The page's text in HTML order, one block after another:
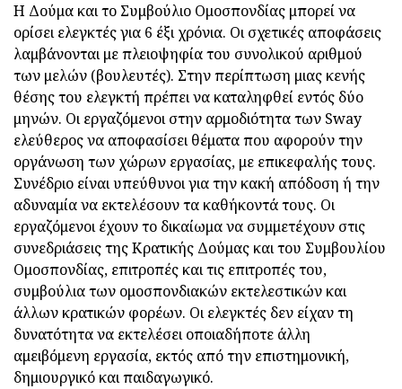
Η Δούμα και το Συμβούλιο Ομοσπονδίας μπορεί να
ορίσει ελεγκτές για 6 έξι χρόνια. Οι σχετικές αποφάσεις
λαμβάνονται με πλειοψηφία του συνολικού αριθμού
των μελών (βουλευτές). Στην περίπτωση μιας κενής
θέσης του ελεγκτή πρέπει να καταληφθεί εντός δύο
μηνών. Οι εργαζόμενοι στην αρμοδιότητα των Sway
ελεύθερος να αποφασίσει θέματα που αφορούν την
οργάνωση των χώρων εργασίας, με επικεφαλής τους.
Συνέδριο είναι υπεύθυνοι για την κακή απόδοση ή την
αδυναμία να εκτελέσουν τα καθήκοντά τους. Οι
εργαζόμενοι έχουν το δικαίωμα να συμμετέχουν στις
συνεδριάσεις της Κρατικής Δούμας και του Συμβουλίου
Ομοσπονδίας, επιτροπές και τις επιτροπές του,
συμβούλια των ομοσπονδιακών εκτελεστικών και
άλλων κρατικών φορέων. Οι ελεγκτές δεν είχαν τη
δυνατότητα να εκτελέσει οποιαδήποτε άλλη
αμειβόμενη εργασία, εκτός από την επιστημονική,
δημιουργικό και παιδαγωγικό.